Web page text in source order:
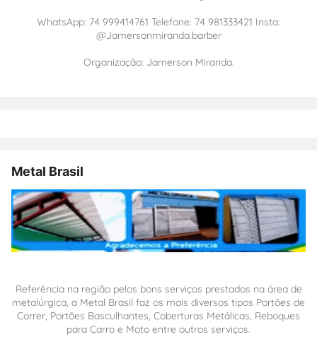
WhatsApp: 74 999414761 Telefone: 74 981333421 Insta:
@Jamersonmiranda.barber
Organização: Jamerson Miranda.
Metal Brasil
Referência na região pelos bons serviços prestados na área de
metalúrgica, a Metal Brasil faz os mais diversos tipos Portões de
Correr, Portões Basculhantes, Coberturas Metálicas, Reboques
para Carro e Moto entre outros serviços.